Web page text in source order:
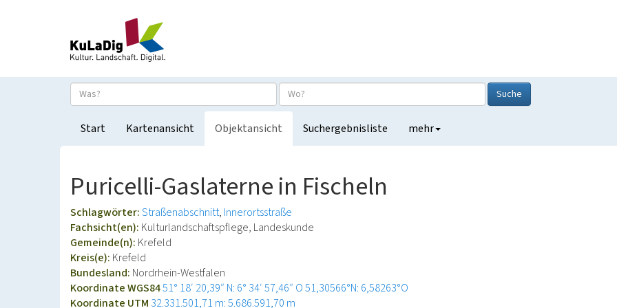
Suche
Start Kartenansicht Objektansicht Suchergebnisliste mehr
Puricelli-Gaslaterne in Fischeln
Schlagwörter:Straßenabschnitt Innerortsstraße
Fachsicht(en): Kulturlandschaftspflege, Landeskunde
Gemeinde(n): Krefeld
Kreis(e): Krefeld
Bundesland: Nordrhein-Westfalen
Koordinate WGS8451° 18′ 20,39″ N: 6° 34′ 57,46″ O51,30566°N: 6,58263°O
Koordinate UTM 32.331.501,71 m: 5.686.591,70 m